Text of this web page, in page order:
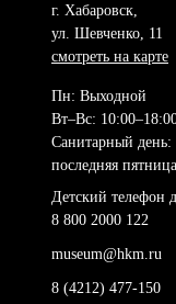
г. Хабаровск,
ул. Шевченко, 11
смотреть на карте
Пн: Выходной
Вт–Вс:
Санитарный день:
последняя
Детский телефон
8 800 2000 122
museum@hkm.ru
8 (4212) 477-150